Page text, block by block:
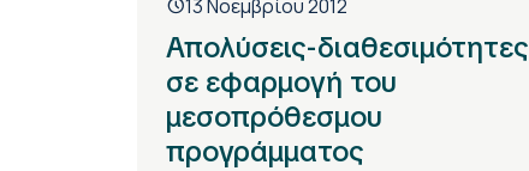
13 Νοεμβρίου 2012
Απολύσεις-διαθεσιμότητες
σε εφαρμογή του
μεσοπρόθεσμου
προγράμματος